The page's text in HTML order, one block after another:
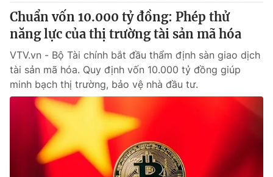
Chuẩn vốn 10.000 tỷ đồng: Phép thử
năng lực của thị trường tài sản mã hóa
VTV.vn - Bộ Tài chính bắt đầu thẩm định sàn giao dịch
tài sản mã hóa. Quy định vốn 10.000 tỷ đồng giúp
minh bạch thị trường, bảo vệ nhà đầu tư.